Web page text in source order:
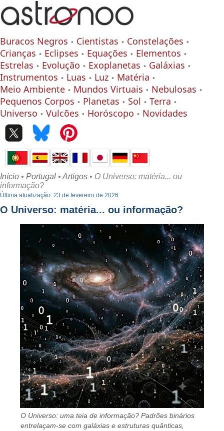
Buracos Negros Cientistas
Constelações
Crianças
Eclipses Equações
Elementos
Estrelas
Evolução Exoplanetas
Galáxias
Instrumentos
Luas Luz
Matéria
Meio Ambiente
Mundos Virtuais
Nebulosas
Pequenos Corpos
Planetas Sol
Terra
Universo
Vulcões Horóscopo Novidades
Início • Portugal • Artigos • O Universo: matéria... ou
informação?
Última atualização: 23 de fevereiro de 2026
O Universo: matéria... ou informação?
O Universo: uma teia de informação? Padrões binários
entrelaçam-se com galáxias e estruturas quânticas,